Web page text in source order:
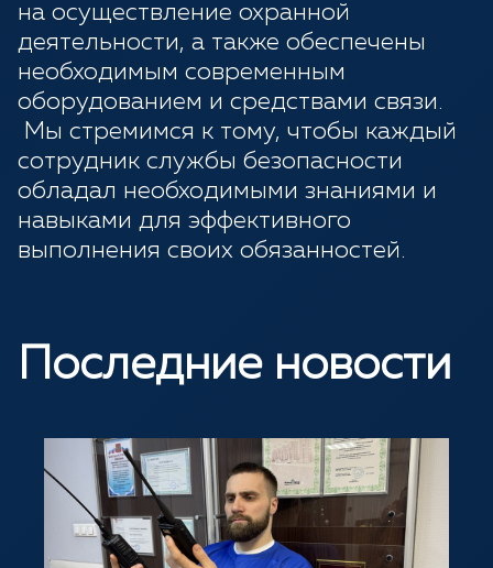
на осуществление охранной
деятельности, а также обеспечены
необходимым современным
оборудованием и средствами связи.
Мы стремимся к тому, чтобы каждый
сотрудник службы безопасности
обладал необходимыми знаниями и
навыками для эффективного
выполнения своих обязанностей.
Последние новости